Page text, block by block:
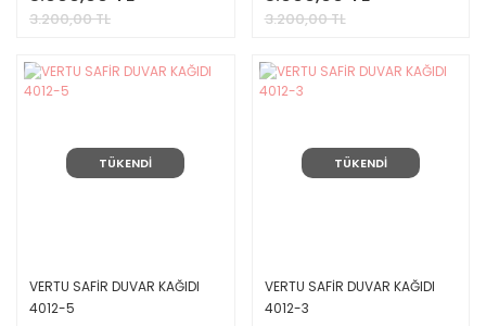
3.200,00 TL 3.200,00 TL
TÜKENDİ
VERTU SAFİR DUVAR KAĞIDI
4012-5
TÜKENDİ
VERTU SAFİR DUVAR KAĞIDI
4012-3